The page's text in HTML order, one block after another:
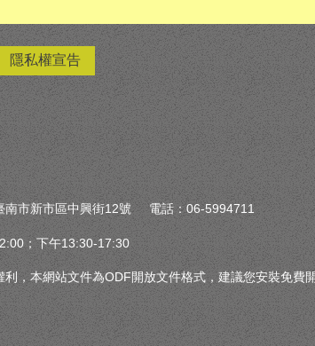
隱私權宣告
南市新市區中興街12號 電話：06-5994711
；下午13:30-17:30
利，本網站文件為ODF開放文件格式，建議您安裝免費